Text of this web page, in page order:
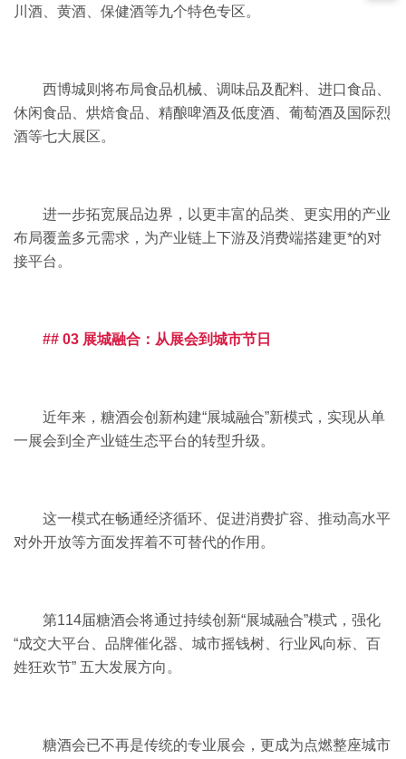
川酒、黄酒、保健酒等九个特色专区。
西博城则将布局食品机械、调味品及配料、进口食品、
休闲食品、烘焙食品、精酿啤酒及低度酒、葡萄酒及国际烈
酒等七大展区。
进一步拓宽展品边界，以更丰富的品类、更实用的产业
布局覆盖多元需求，为产业链上下游及消费端搭建更*的对
接平台。
## 03 展城融合：从展会到城市节日
近年来，糖酒会创新构建“展城融合”新模式，实现从单
一展会到全产业链生态平台的转型升级。
这一模式在畅通经济循环、促进消费扩容、推动高水平
对外开放等方面发挥着不可替代的作用。
第114届糖酒会将通过持续创新“展城融合”模式，强化
“成交大平台、品牌催化器、城市摇钱树、行业风向标、百
姓狂欢节” 五大发展方向。
糖酒会已不再是传统的专业展会，更成为点燃整座城市